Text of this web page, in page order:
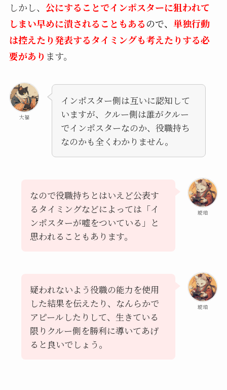
しかし、 公にすることでインポスターに狙われて
しまい早めに潰されることもあるので、 単独行動
は控えたり発表するタイミングも考えたりする必
要があり ます。
大福
インポスター側は互いに認知して
いますが、クルー側は誰がクルー
でインポスターなのか、役職持ち
なのかも全くわかりません。
琥珀
なので役職持ちとはいえど公表す
るタイミングなどによっては「イ
ンポスターが嘘をついている」と
思われることもあります。
琥珀
疑われないよう役職の能力を使用
した結果を伝えたり、なんらかで
アピールしたりして、生きている
限りクルー側を勝利に導いてあげ
ると良いでしょう。